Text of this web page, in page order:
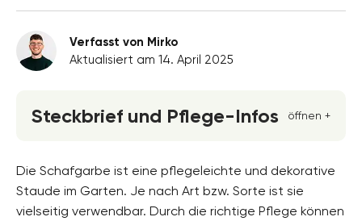
Verfasst von Mirko
Aktualisiert am 14. April 2025
Steckbrief und Pflege-Infos öffnen +
rosa, weiss
Standort
Sonnig, Vollsonne
Die Schafgarbe ist eine pflegeleichte und dekorative
Staude im Garten. Je nach Art bzw. Sorte ist sie
vielseitig verwendbar. Durch die richtige Pflege können